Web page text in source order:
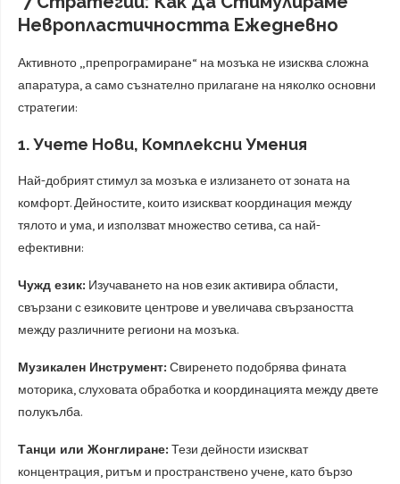
Невропластичността Ежедневно
Активното „препрограмиране“ на мозъка не изисква сложна
апаратура, а само съзнателно прилагане на няколко основни
стратегии:
1. Учете Нови, Комплексни Умения
Най-добрият стимул за мозъка е излизането от зоната на
комфорт. Дейностите, които изискват координация между
тялото и ума, и използват множество сетива, са най-
ефективни:
Чужд език: Изучаването на нов език активира области,
свързани с езиковите центрове и увеличава свързаността
между различните региони на мозъка.
Музикален Инструмент: Свиренето подобрява фината
моторика, слуховата обработка и координацията между двете
полукълба.
Танци или Жонглиране: Тези дейности изискват
концентрация, ритъм и пространствено учене, като бързо